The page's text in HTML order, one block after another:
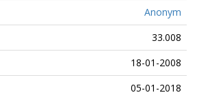
Anonym
33.008
18-01-2008
05-01-2018